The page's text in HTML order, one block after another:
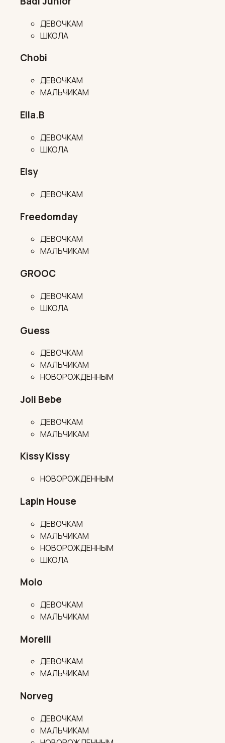
ДЕВОЧКАМ
ШКОЛА
Chobi
ДЕВОЧКАМ
МАЛЬЧИКАМ
Ella.B
ДЕВОЧКАМ
ШКОЛА
Elsy
ДЕВОЧКАМ
Freedomday
ДЕВОЧКАМ
МАЛЬЧИКАМ
GROOC
ДЕВОЧКАМ
ШКОЛА
Guess
ДЕВОЧКАМ
МАЛЬЧИКАМ
НОВОРОЖДЕННЫМ
Joli Bebe
ДЕВОЧКАМ
МАЛЬЧИКАМ
Kissy Kissy
НОВОРОЖДЕННЫМ
Lapin House
ДЕВОЧКАМ
МАЛЬЧИКАМ
НОВОРОЖДЕННЫМ
ШКОЛА
Molo
ДЕВОЧКАМ
МАЛЬЧИКАМ
Morelli
ДЕВОЧКАМ
МАЛЬЧИКАМ
Norveg
ДЕВОЧКАМ
МАЛЬЧИКАМ